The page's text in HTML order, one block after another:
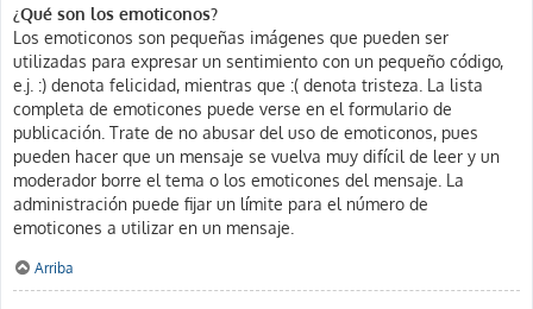
¿Qué son los emoticonos?
Los emoticonos son pequeñas imágenes que pueden ser
utilizadas para expresar un sentimiento con un pequeño código,
e.j. :) denota felicidad, mientras que :( denota tristeza. La lista
completa de emoticones puede verse en el formulario de
publicación. Trate de no abusar del uso de emoticonos, pues
pueden hacer que un mensaje se vuelva muy difícil de leer y un
moderador borre el tema o los emoticones del mensaje. La
administración puede fijar un límite para el número de
emoticones a utilizar en un mensaje.
Arriba